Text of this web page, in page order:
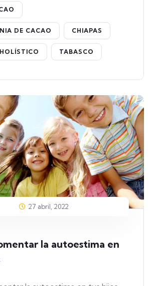
DE CACAO CHIAPAS
TABASCO
27 abril, 2022
la autoestima en